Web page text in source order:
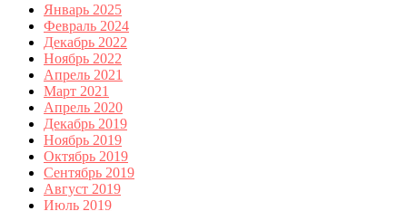
Январь 2025
Февраль 2024
Декабрь 2022
Ноябрь 2022
Апрель 2021
Март 2021
Апрель 2020
Декабрь 2019
Ноябрь 2019
Октябрь 2019
Сентябрь 2019
Август 2019
Июль 2019